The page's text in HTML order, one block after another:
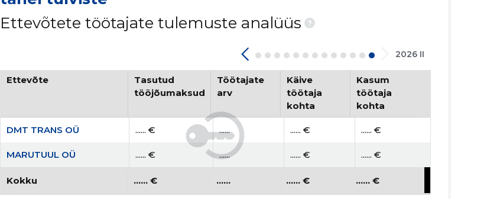
Ettevõtete töötajate tulemuste analüüs
?
2026 II
Ettevõte
Tasutud
tööjõumaksud
Töötajate
arv
Käive
töötaja
kohta
Kasum
töötaja
kohta
DMT TRANS OÜ ...... € ...... ...... € ...... €
MARUTUUL OÜ ...... € ...... ...... € ...... €
Kokku ...... € ...... ...... € ...... €